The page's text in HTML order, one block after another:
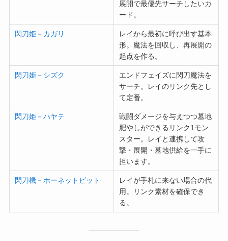
展開で最優先サーチしたいカ
ード。
閃刀姫－カガリ
レイから最初に呼び出す基本
形。魔法を回収し、再展開の
起点を作る。
閃刀姫－シズク
エンドフェイズに閃刀魔法を
サーチ。レイのリンク先とし
て定番。
閃刀姫－ハヤテ
戦闘ダメージを与えつつ墓地
肥やしができるリンク1モン
スター。レイと連携して攻
撃・展開・墓地供給を一手に
担います。
閃刀機－ホーネットビット
レイが手札に来ない場合の代
用。リンク素材を確保でき
る。